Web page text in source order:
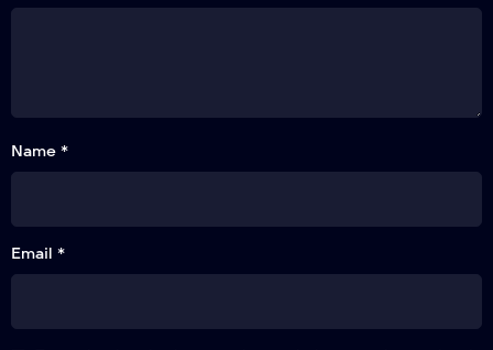
14
Name *
Email *